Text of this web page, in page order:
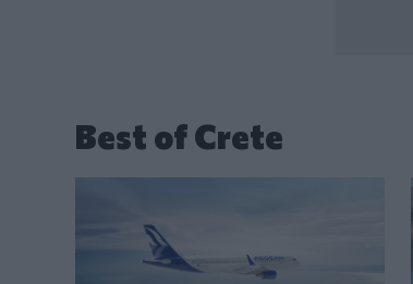
Best of Crete